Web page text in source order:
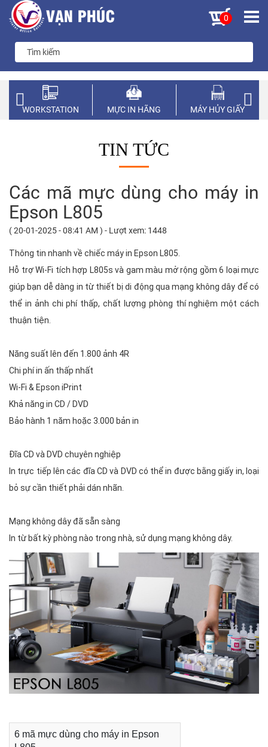
0
WORKSTATION MỰC IN HÃNG MÁY HỦY GIẤY
TIN TỨC
Các mã mực dùng cho máy in
Epson L805
( 20-01-2025 - 08:41 AM ) - Lượt xem: 1448
Thông tin nhanh về chiếc máy in Epson L805.
Hỗ trợ Wi-Fi tích hợp L805s và gam màu mở rộng gồm 6 loại mực
giúp bạn dễ dàng in từ thiết bị di động qua mạng không dây để có
thể in ảnh chi phí thấp, chất lượng phòng thí nghiệm một cách
thuận tiện.
Năng suất lên đến 1.800 ảnh 4R
Chi phí in ấn thấp nhất
Wi-Fi & Epson iPrint
Khả năng in CD / DVD
Bảo hành 1 năm hoặc 3.000 bản in
Đĩa CD và DVD chuyên nghiệp
In trực tiếp lên các đĩa CD và DVD có thể in được bằng giấy in, loại
bỏ sự cần thiết phải dán nhãn.
Mạng không dây đã sẵn sàng
In từ bất kỳ phòng nào trong nhà, sử dụng mạng không dây.
6 mã mực dùng cho máy in Epson